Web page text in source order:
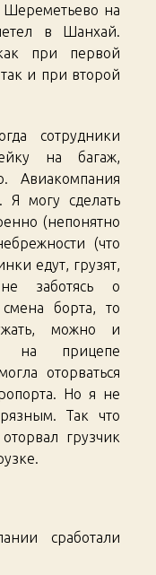
Шереметьево на
в Шанхай.
при первой
и при второй
сотрудники
на багаж,
Авиакомпания
Я могу сделать
(непонятно
(что
едут, грузят,
заботясь о
борта, то
можно и
на прицепе
оторваться
Но я не
Так что
грузчик
сработали